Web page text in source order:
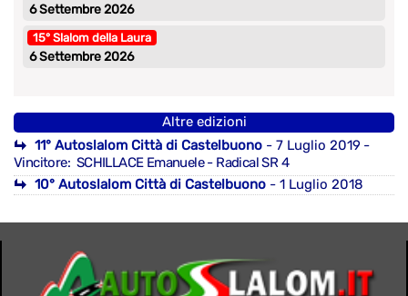
6 Settembre 2026
15° Slalom della Laura
6 Settembre 2026
Altre edizioni
11° Autoslalom Città di Castelbuono - 7 Luglio 2019 -
Vincitore: SCHILLACE Emanuele - Radical SR 4
10° Autoslalom Città di Castelbuono - 1 Luglio 2018